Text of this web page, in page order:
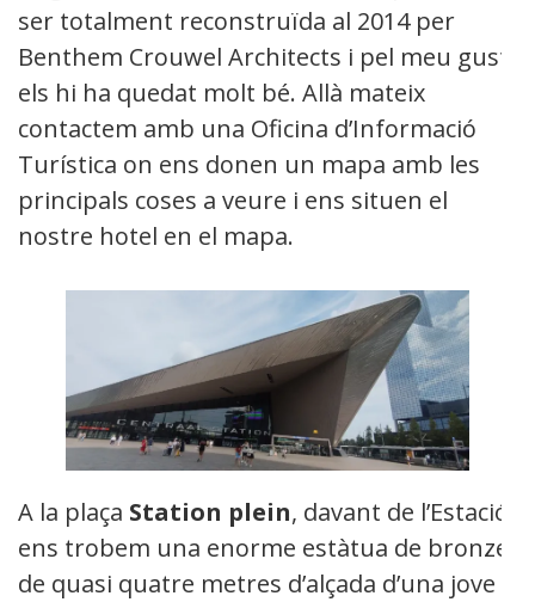
ser totalment reconstruïda al 2014 per
Benthem Crouwel Architects i pel meu gust
els hi ha quedat molt bé. Allà mateix
contactem amb una Oficina d’Informació
Turística on ens donen un mapa amb les
principals coses a veure i ens situen el
nostre hotel en el mapa.
A la plaça Station plein, davant de l’Estació,
ens trobem una enorme estàtua de bronze
de quasi quatre metres d’alçada d’una jove